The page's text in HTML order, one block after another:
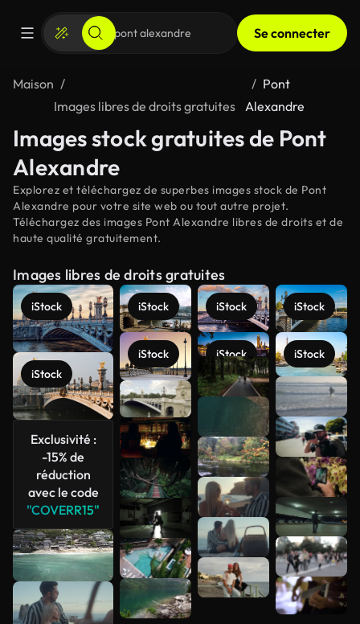
Se connecter
Maison
Images libres de droits gratuites
Pont
Alexandre
Images stock gratuites de Pont
Alexandre
Explorez et téléchargez de superbes images stock de Pont
Alexandre pour votre site web ou tout autre projet.
Téléchargez des images Pont Alexandre libres de droits et de
haute qualité gratuitement.
Images libres de droits gratuites
iStock
iStock
Exclusivité :
-15% de
réduction
avec le code
"COVERR15"
iStock
iStock
iStock
iStock
iStock
iStock
Voir plus